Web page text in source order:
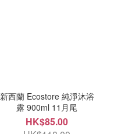
新西蘭 Ecostore 純淨沐浴
露 900ml 11月尾
HK$85.00